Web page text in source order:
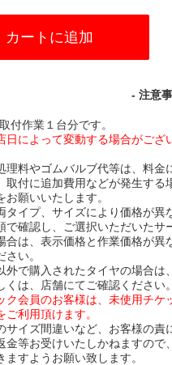
カートに追加
- 注意
付作業１台分です。
日によって変動する場合がござ
理料やゴムバルブ代等は、料金
取付に追加費用などが発生す
お願いいたします。
イプ、サイズにより価格が異
で確認し、ご選択いただいたサ
合は、表示価格と作業価格が異
さい。
外で購入されたタイヤの場合は
くは、店舗にてご確認ください。
ク会員のお客様は、未使用チケ
ご利用頂けます。
サイズ間違いなど、お客様の責
金等お受けいたしかねますので
ますようお願い致します。